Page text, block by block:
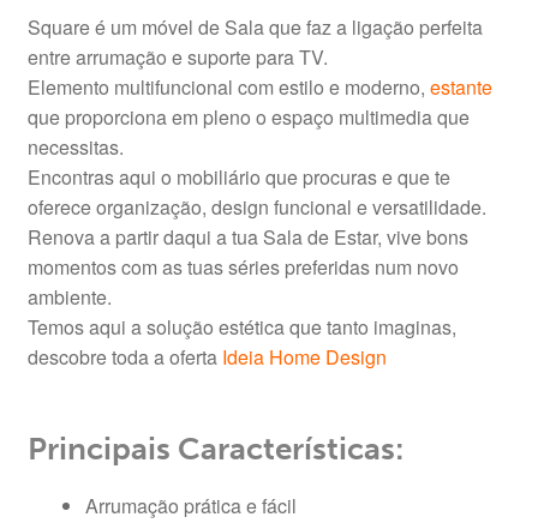
Square é um móvel de Sala que faz a ligação perfeita
entre arrumação e suporte para TV.
Elemento multifuncional com estilo e moderno, estante
que proporciona em pleno o espaço multimedia que
necessitas.
Encontras aqui o mobiliário que procuras e que te
oferece organização, design funcional e versatilidade.
Renova a partir daqui a tua Sala de Estar, vive bons
momentos com as tuas séries preferidas num novo
ambiente.
Temos aqui a solução estética que tanto imaginas,
descobre toda a oferta Ideia Home Design
Principais Características:
Arrumação prática e fácil